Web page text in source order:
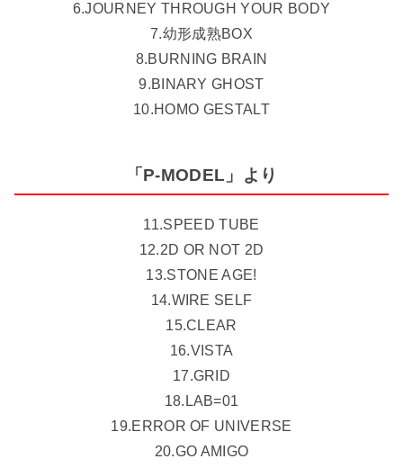
6.JOURNEY THROUGH YOUR BODY
7.幼形成熟BOX
8.BURNING BRAIN
9.BINARY GHOST
10.HOMO GESTALT
「P-MODEL」より
11.SPEED TUBE
12.2D OR NOT 2D
13.STONE AGE!
14.WIRE SELF
15.CLEAR
16.VISTA
17.GRID
18.LAB=01
19.ERROR OF UNIVERSE
20.GO AMIGO